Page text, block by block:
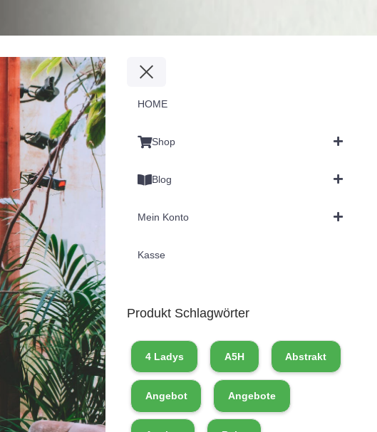
HOME
Shop
Blog
Mein Konto
Kasse
Produkt Schlagwörter
4 Ladys A5H Abstrakt
Angebot Angebote